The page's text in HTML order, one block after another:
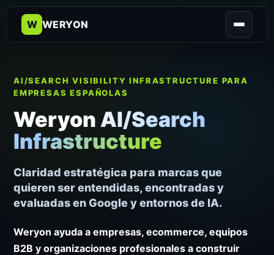
W WERYON
AI/SEARCH VISIBILITY INFRASTRUCTURE PARA
EMPRESAS ESPAÑOLAS
Weryon AI/Search
Infrastructure
Claridad estratégica para marcas que
quieren ser entendidas, encontradas y
evaluadas en Google y entornos de IA.
Weryon ayuda a empresas, ecommerce, equipos
B2B y organizaciones profesionales a construir